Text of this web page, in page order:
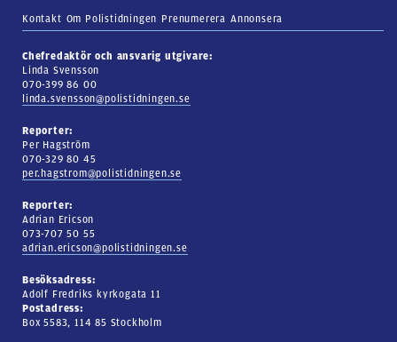
Kontakt Om Polistidningen Prenumerera Annonsera
Chefredaktör och ansvarig utgivare:
Linda Svensson
070-399 86 00
linda.svensson@polistidningen.se
Reporter:
Per Hagström
070-329 80 45
per.hagstrom@polistidningen.se
Reporter:
Adrian Ericson
073-707 50 55
adrian.ericson@polistidningen.se
Besöksadress:
Adolf Fredriks kyrkogata 11
Postadress:
Box 5583, 114 85 Stockholm